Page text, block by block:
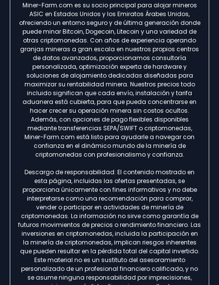
Miner-Farm.com es su socio principal para alojar mineros
ASIC en Estados Unidos y los Emiratos Árabes Unidos,
ofreciendo un entorno seguro y de última generación donde
puede minar Bitcoin, Dogecoin, Litecoin y una variedad de
otras criptomonedas. Con años de experiencia operando
granjas mineras a gran escala en nuestros propios centros
de datos avanzados, proporcionamos consultoría
personalizada, optimización experta de hardware y
soluciones de alojamiento dedicadas diseñadas para
maximizar su rentabilidad minera. Nuestros precios todo
incluido significan que cada envío, instalación y tarifa
aduanera está cubierta, para que pueda concentrarse en
hacer crecer su operación minera sin costos ocultos.
Además, con opciones de pago flexibles disponibles
mediante transferencias SEPA/SWIFT o criptomonedas,
Miner-Farm.com está listo para ayudarle a navegar con
confianza en el dinámico mundo de la minería de
criptomonedas con profesionalismo y confianza.
Descargo de responsabilidad: El contenido mostrado en
esta página, incluidas las ofertas presentadas, se
proporciona únicamente con fines informativos y no debe
interpretarse como una recomendación para comprar,
vender o participar en actividades de minería de
criptomonedas. La información no sirve como garantía de
futuros movimientos de precios o rendimiento financiero. Las
inversiones en criptomonedas, incluida la participación en
la minería de criptomonedas, implican riesgos inherentes
que pueden resultar en la pérdida total del capital invertido.
Este material no es un sustituto del asesoramiento
personalizado de un profesional financiero calificado, y no
se asume ninguna responsabilidad por imprecisiones,